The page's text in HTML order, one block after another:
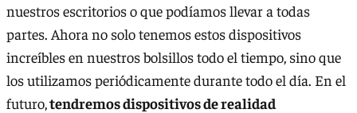
nuestros escritorios o que podíamos llevar a todas
partes. Ahora no solo tenemos estos dispositivos
increíbles en nuestros bolsillos todo el tiempo, sino que
los utilizamos periódicamente durante todo el día. En el
futuro,tendremos dispositivos de realidad